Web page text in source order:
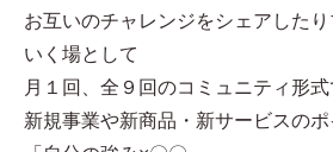
お互いのチャレンジをシェアした
いく場として
月１回、全９回のコミュニティ形式
新規事業や新商品・新サービスのポ